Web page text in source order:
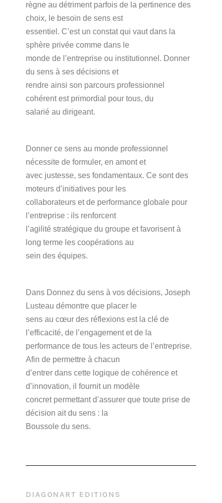
règne au détriment parfois de la pertinence des
choix, le besoin de sens est
essentiel. C’est un constat qui vaut dans la
sphère privée comme dans le
monde de l’entreprise ou institutionnel. Donner
du sens à ses décisions et
rendre ainsi son parcours professionnel
cohérent est primordial pour tous, du
salarié au dirigeant.
Donner ce sens au monde professionnel
nécessite de formuler, en amont et
avec justesse, ses fondamentaux. Ce sont des
moteurs d’initiatives pour les
collaborateurs et de performance globale pour
l’entreprise : ils renforcent
l’agilité stratégique du groupe et favorisent à
long terme les coopérations au
sein des équipes.
Dans Donnez du sens à vos décisions, Joseph
Lusteau démontre que placer le
sens au cœur des réflexions est la clé de
l’efficacité, de l’engagement et de la
performance de tous les acteurs de l’entreprise.
Afin de permettre à chacun
d’entrer dans cette logique de cohérence et
d’innovation, il fournit un modèle
concret permettant d’assurer que toute prise de
décision ait du sens : la
Boussole du sens.
DIAGONART EDITIONS